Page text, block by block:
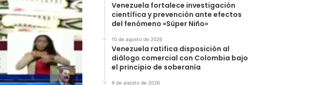
Venezuela fortalece investigación
científica y prevención ante efectos
del fenómeno «Súper Niño»
10 de agosto de 2026
Venezuela ratifica disposición al
diálogo comercial con Colombia bajo
el principio de soberanía
9 de agosto de 2026